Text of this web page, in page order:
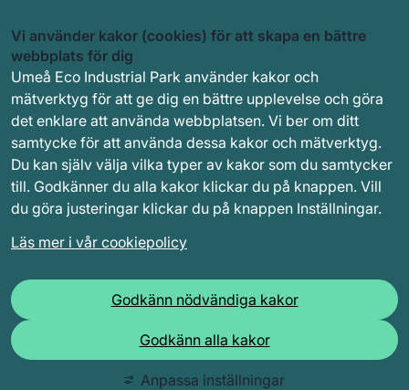
Vi använder kakor (cookies) för att skapa en bättre
webbplats för dig
Umeå Eco Industrial Park använder kakor och
mätverktyg för att ge dig en bättre upplevelse och göra
det enklare att använda webbplatsen. Vi ber om ditt
samtycke för att använda dessa kakor och mätverktyg.
Du kan själv välja vilka typer av kakor som du samtycker
till. Godkänner du alla kakor klickar du på knappen. Vill
du göra justeringar klickar du på knappen Inställningar.
Läs mer i vår cookiepolicy
Godkänn nödvändiga kakor
Godkänn alla kakor
Anpassa inställningar